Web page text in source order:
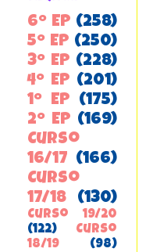
6º EP (258)
5º EP (250)
3º EP (228)
4º EP (201)
1º EP
(175)
2º EP (169)
Curso
16/17 (166)
Curso
17/18
(130)
Curso 19/20
(122)
Curso
18/19
(98)